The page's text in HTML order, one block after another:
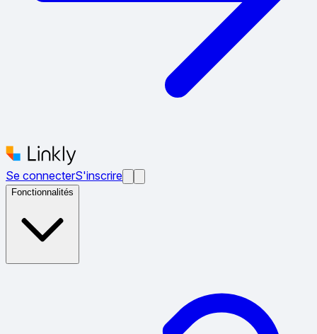
Se connecterS'inscrire
Fonctionnalités